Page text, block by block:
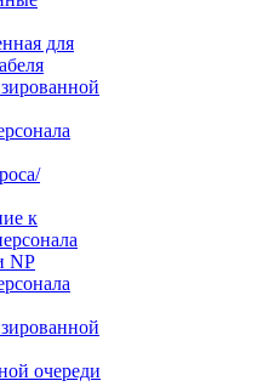
для
к
NP
очереди